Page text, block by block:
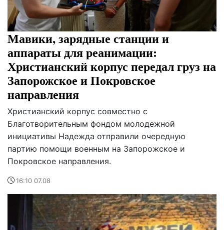
Мавики, зарядные станции и
аппараты для реанимации:
Христианский корпус передал груз на
Запорожское и Покровское
направления
Христианский корпус совместно с
Благотворительным фондом молодежной
инициативы Надежда отправили очередную
партию помощи военным на Запорожское и
Покровское направления.
16:10 07.08